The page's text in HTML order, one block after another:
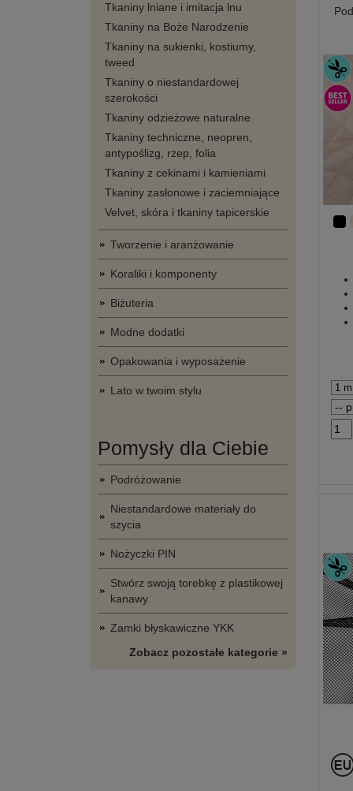
Tkaniny lniane i imitacja lnu
Tkaniny na Boże Narodzenie
Tkaniny na sukienki, kostiumy,
tweed
Tkaniny o niestandardowej
szerokości
Tkaniny odzieżowe naturalne
Tkaniny techniczne, neopren,
antypoślizg, rzep, folia
Tkaniny z cekinami i kamieniami
Tkaniny zasłonowe i zaciemniające
Velvet, skóra i tkaniny tapicerskie
Tworzenie i aranżowanie
Koraliki i komponenty
Biżuteria
Modne dodatki
Opakowania i wyposażenie
Lato w twoim stylu
Pomysły dla Ciebie
Podróżowanie
Niestandardowe materiały do
szycia
Nożyczki PIN
Stwórz swoją torebkę z plastikowej
kanawy
Zamki błyskawiczne YKK
Zobacz pozostałe kategorie »